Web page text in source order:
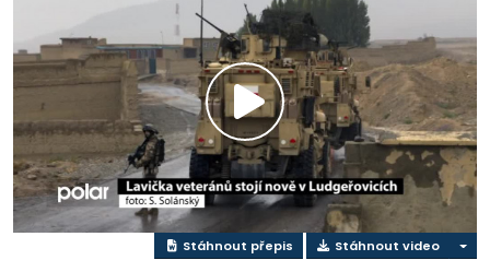
Přehrát
video
Stáhnout přepis Stáhnout video